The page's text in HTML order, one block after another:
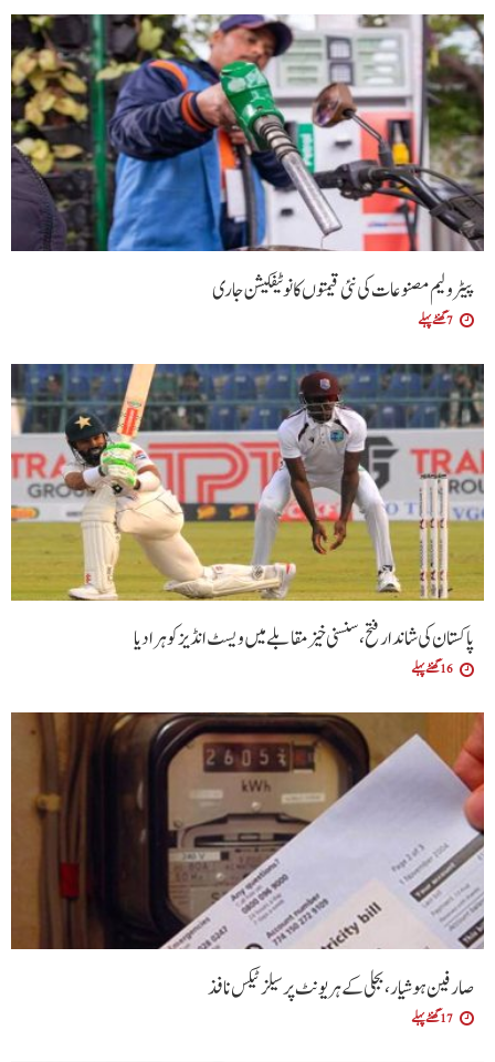
پیٹرولیم مصنوعات کی نئی قیمتوں کا نوٹیفکیشن جاری
7 گھنٹے پہلے
پاکستان کی شاندار فتح،سنسنی خیز مقابلے میں ویسٹ انڈیز کو ہرا دیا
16 گھنٹے پہلے
صارفین ہوشیار، بجلی کے ہر یونٹ پر سیلز ٹیکس نافذ
17 گھنٹے پہلے